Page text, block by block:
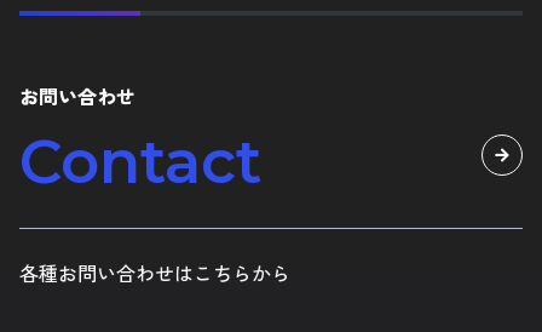
お問い合わせ
Contact
各種お問い合わせはこちらから